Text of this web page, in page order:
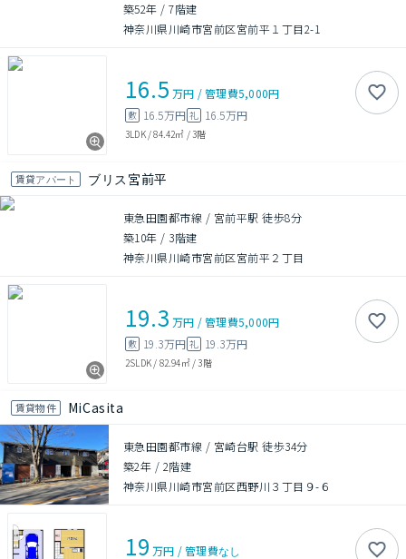
築52年 /7階建
神奈川県川崎市宮前区宮前平１丁目2-1
16.5 万円 /管理費5,000円
敷 16.5万円 礼 16.5万円
3LDK/84.42㎡ /3階
賃貸アパート ブリス宮前平
東急田園都市線 / 宮前平駅 徒歩8分
築10年 / 3階建
神奈川県川崎市宮前区宮前平２丁目
19.3 万円 /管理費5,000円
敷 19.3万円 礼 19.3万円
2SLDK / 82.94㎡/3階
賃貸物件 MiCasita
東急田園都市線 / 宮崎台駅 徒歩34分
築2年 / 2階建
神奈川県川崎市宮前区西野川３丁目９-６
19 万円 /管理費なし